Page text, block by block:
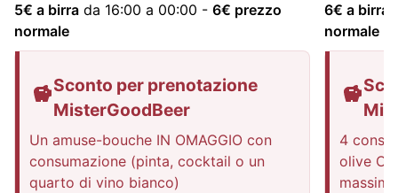
5€ a birra da 16:00 a 00:00 - 6€ prezzo
normale
Sconto per prenotazione
MisterGoodBeer
Un amuse-bouche IN OMAGGIO con
consumazione (pinta, cocktail o un
quarto di vino bianco)
6€ a birra
normale
4
olive O